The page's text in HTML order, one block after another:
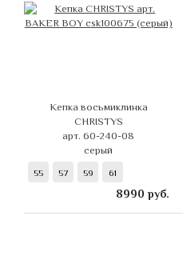
Кепка восьмиклинка
CHRISTYS
арт. 60-240-08
серый
55 57 59 61
8990 руб.